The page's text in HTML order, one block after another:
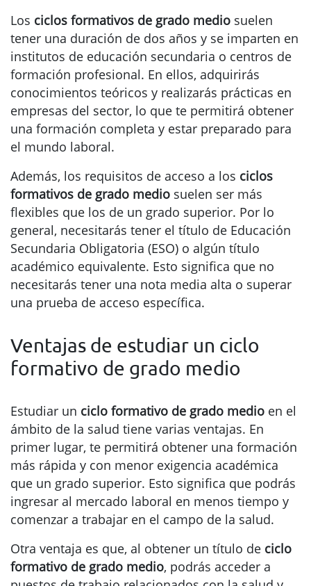
Los ciclos formativos de grado medio suelen
tener una duración de dos años y se imparten en
institutos de educación secundaria o centros de
formación profesional. En ellos, adquirirás
conocimientos teóricos y realizarás prácticas en
empresas del sector, lo que te permitirá obtener
una formación completa y estar preparado para
el mundo laboral.
Además, los requisitos de acceso a los ciclos
formativos de grado medio suelen ser más
flexibles que los de un grado superior. Por lo
general, necesitarás tener el título de Educación
Secundaria Obligatoria (ESO) o algún título
académico equivalente. Esto significa que no
necesitarás tener una nota media alta o superar
una prueba de acceso específica.
Ventajas de estudiar un ciclo
formativo de grado medio
Estudiar un ciclo formativo de grado medio en el
ámbito de la salud tiene varias ventajas. En
primer lugar, te permitirá obtener una formación
más rápida y con menor exigencia académica
que un grado superior. Esto significa que podrás
ingresar al mercado laboral en menos tiempo y
comenzar a trabajar en el campo de la salud.
Otra ventaja es que, al obtener un título de ciclo
formativo de grado medio, podrás acceder a